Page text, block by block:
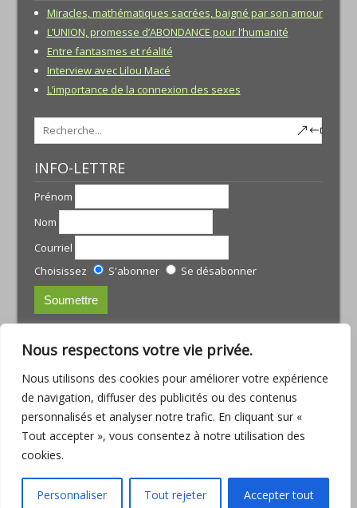
Nous respectons votre vie privée.
Nous utilisons des cookies pour améliorer votre expérience
de navigation, diffuser des publicités ou des contenus
personnalisés et analyser notre trafic. En cliquant sur «
Tout accepter », vous consentez à notre utilisation des
cookies.
Personnaliser Tout rejeter Accepter tout
Miracles, mathématiques sacrées, baigné par son amour
L’UNION, promesse d’ABONDANCE pour l’humanité
Entre fantasmes et réalité
Interview avec Lilou Macé
L’importance de la connexion des sexes
INFO-LETTRE
Prénom
Nom
Courriel
Choisissez
S'abonner Se désabonner
courriel :julie@armoniamassotherapie.com
www.armoniamassotherapie.com
Téléphone : (418) 803-9918
JEAN-PHILIPPE RUETTE
Téléphone : (418) 563-6286
Politique de confidentialité